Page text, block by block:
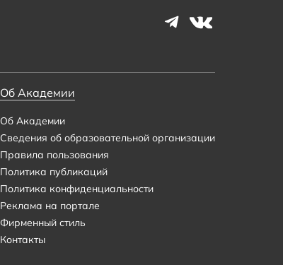
Об Академии
Об Академии
Сведения об образовательной организации
Правила пользования
Политика публикаций
Политика конфиденциальности
Реклама на портале
Фирменный стиль
Контакты